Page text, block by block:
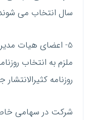
سال انتخاب می
5- اعضای هیات
ملزم به انتخاب
روزنامه
شرکت در سهامی